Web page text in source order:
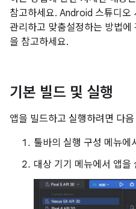
참고하세요. Android 스튜디오
관리하고 맞춤설정하는 방법에
을 참고하세요.
기본 빌드 및 실행
앱을 빌드하고 실행하려면 다
툴바의 실행 구성 메뉴에
대상 기기 메뉴에서 앱을